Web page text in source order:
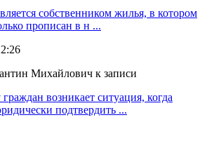
собственником жилья, в котором
прописан в н ...
Михайлович к записи
возникает ситуация, когда
подтвердить ...